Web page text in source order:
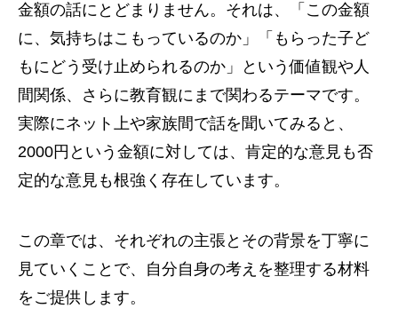
金額の話にとどまりません。それは、「この金額
に、気持ちはこもっているのか」「もらった子ど
もにどう受け止められるのか」という価値観や人
間関係、さらに教育観にまで関わるテーマです。
実際にネット上や家族間で話を聞いてみると、
2000円という金額に対しては、肯定的な意見も否
定的な意見も根強く存在しています。
この章では、それぞれの主張とその背景を丁寧に
見ていくことで、自分自身の考えを整理する材料
をご提供します。